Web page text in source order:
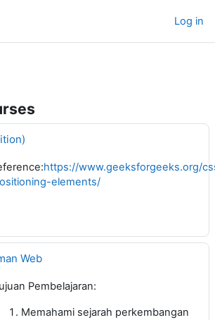
Log in
https://www.geeksforgeeks.org/
elements/
Web
Pembelajaran:
Memahami sejarah perkembangan